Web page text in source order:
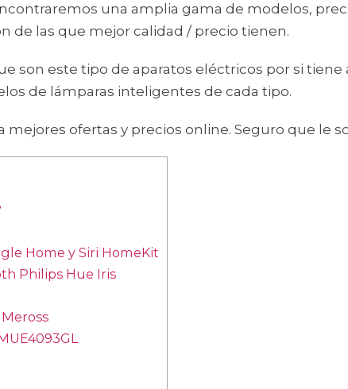
una amplia gama de modelos,
de las que mejor calidad / precio tienen.
son este tipo de aparatos eléctricos por si tiene
de lámparas inteligentes de cada tipo.
mejores ofertas y precios online. Seguro que le
Home y Siri HomeKit
Philips Hue Iris